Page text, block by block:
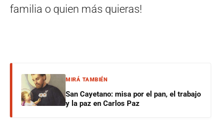
familia o quien más quieras!
MIRÁ TAMBIÉN
San Cayetano: misa por el pan, el trabajo
y la paz en Carlos Paz